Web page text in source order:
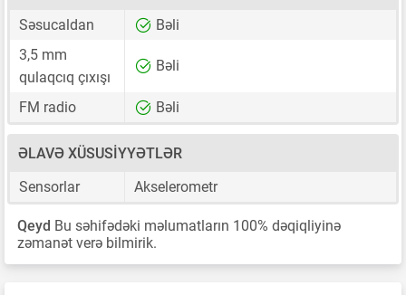
Səsucaldan
Bəli
3,5 mm
qulaqcıq çıxışı
Bəli
FM radio Bəli
ƏLAVƏ XÜSUSIYYƏTLƏR
Sensorlar
Akselerometr
Qeyd Bu səhifədəki məlumatların 100% dəqiqliyinə
zəmanət verə bilmirik.